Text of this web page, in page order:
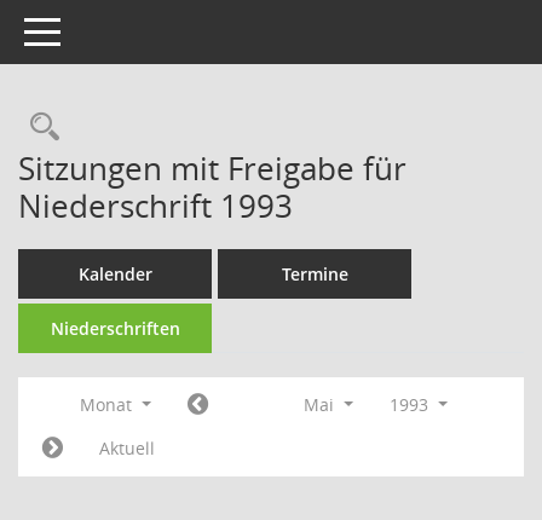
Toggle navigation
Rechercheauswahl
Sitzungen mit Freigabe für
Niederschrift 1993
Kalender Termine
Niederschriften
Monat Mai
1993
Aktuell